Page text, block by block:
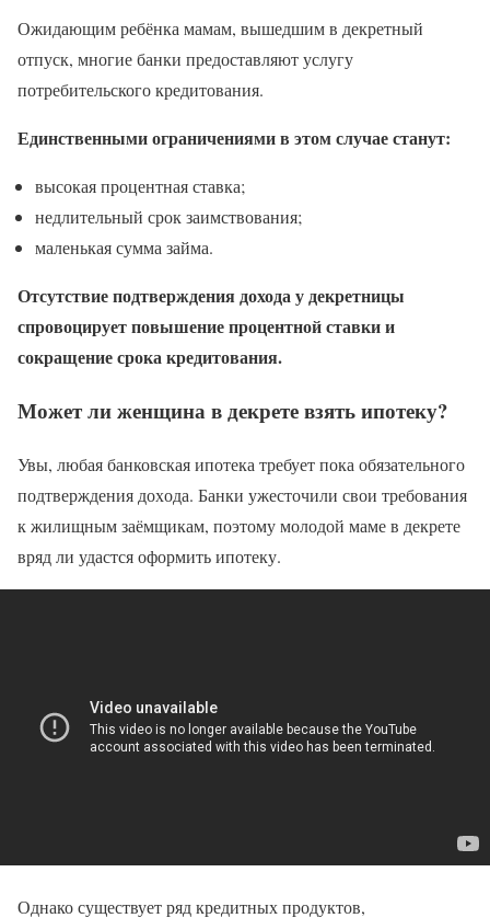
Ожидающим ребёнка мамам, вышедшим в декретный
отпуск, многие банки предоставляют услугу
потребительского кредитования.
Единственными ограничениями в этом случае станут:
высокая процентная ставка;
недлительный срок заимствования;
маленькая сумма займа.
Отсутствие подтверждения дохода у декретницы
спровоцирует повышение процентной ставки и
сокращение срока кредитования.
Может ли женщина в декрете взять ипотеку?
Увы, любая банковская ипотека требует пока обязательного
подтверждения дохода. Банки ужесточили свои требования
к жилищным заёмщикам, поэтому молодой маме в декрете
вряд ли удастся оформить ипотеку.
Однако существует ряд кредитных продуктов,